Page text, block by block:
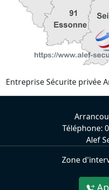
Entreprise Sécurite privée
Téléphone:
Alef
Zone